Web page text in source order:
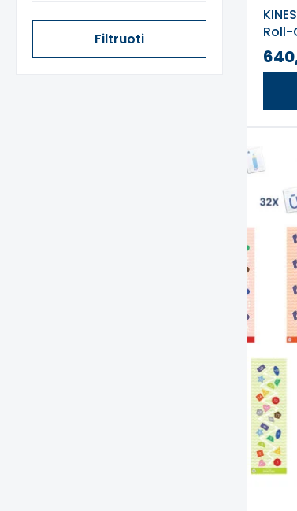
Filtruoti
Roll-